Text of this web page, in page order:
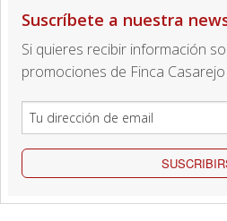
Suscríbete a nuestra
Si quieres recibir información
promociones de Finca